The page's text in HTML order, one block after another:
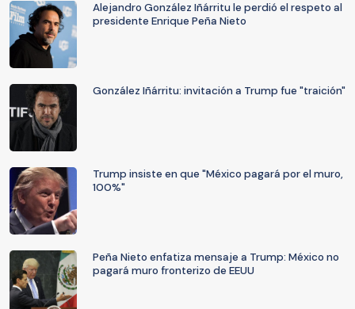
Alejandro González Iñárritu le perdió el respeto al
presidente Enrique Peña Nieto
González Iñárritu: invitación a Trump fue "traición"
Trump insiste en que "México pagará por el muro,
100%"
Peña Nieto enfatiza mensaje a Trump: México no
pagará muro fronterizo de EEUU